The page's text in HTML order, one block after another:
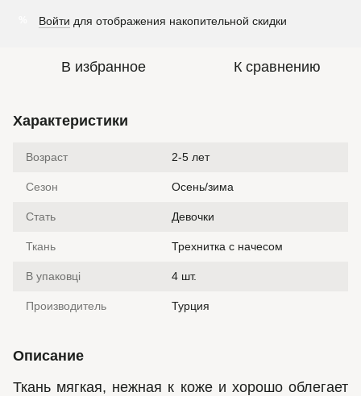
Войти для отображения накопительной скидки
В избранное К сравнению
Характеристики
Возраст 2-5 лет
Сезон Осень/зима
Стать Девочки
Ткань Трехнитка с начесом
В упаковці 4 шт.
Производитель Турция
Описание
Ткань мягкая, нежная к коже и хорошо облегает